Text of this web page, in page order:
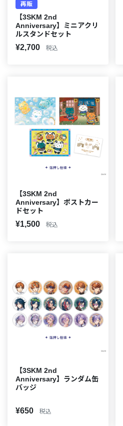
再販
【3SKM 2nd
Anniversary】ミニアクリ
ルスタンドセット
¥2,700 税込
【3SKM 2nd
Anniversary】ポストカー
ドセット
¥1,500 税込
【3SKM 2nd
Anniversary】ランダム缶
バッジ
¥650 税込